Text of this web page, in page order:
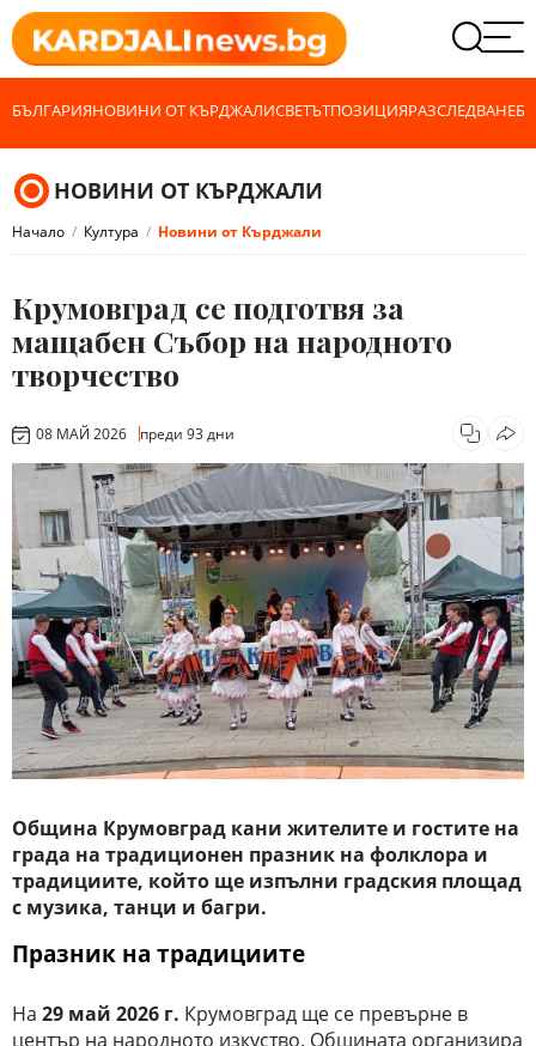
БЪЛГАРИЯНОВИНИ ОТ КЪРДЖАЛИСВЕТЪТПОЗИЦИЯРАЗСЛЕДВАНЕ
НОВИНИ ОТ КЪРДЖАЛИ
Начало Култура Новини от Кърджали
Крумовград се подготвя за
мащабен Събор на народното
творчество
08 МАЙ 2026 преди 93 дни
Община Крумовград кани жителите и гостите на
града на традиционен празник на фолклора и
традициите, който ще изпълни градския площад
с музика, танци и багри.
Празник на традициите
На 29 май 2026 г. Крумовград ще се превърне в
център на народното изкуство. Общината организира